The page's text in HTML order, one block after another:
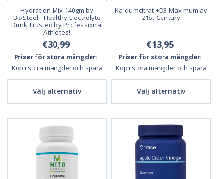
Hydration Mix 140gm by
BioSteel - Healthy Electrolyte
Drink Trusted by Professional
Athletes!
€30,99
Priser för stora mängder:
Köp i stora mängder och spara
Välj alternativ
Kalciumcitrat +D3 Maximum av
21st Century
€13,95
Priser för stora mängder:
Köp i stora mängder och spara
Välj alternativ